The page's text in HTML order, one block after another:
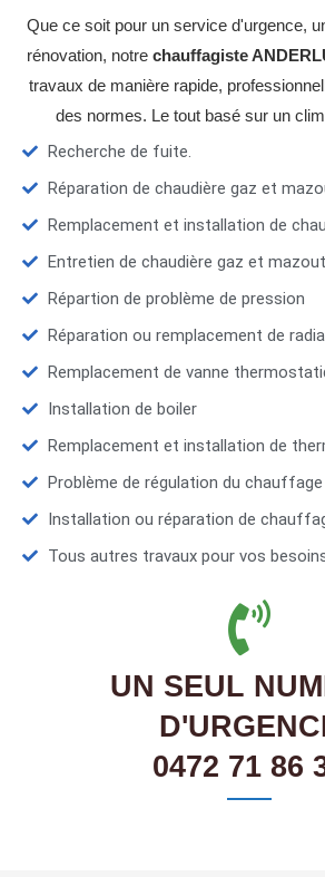
Que ce soit pour un service d'urgence,
rénovation, notre chauffagiste
travaux de manière rapide,
des normes. Le tout basé sur un
Recherche de fuite.
Réparation de chaudière gaz et
Remplacement et installation de
Entretien de chaudière gaz et mazout
Répartion de problème de pression
Réparation ou remplacement de
Remplacement de vanne
Installation de boiler
Remplacement et installation de
Problème de régulation du chauffage
Installation ou réparation de
Tous autres travaux pour vos
UN SEUL
0472 71 86